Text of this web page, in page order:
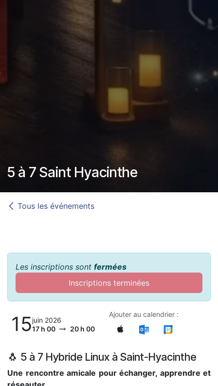
5 à 7 Saint Hyacinthe
Tous les événements
Les inscriptions sont fermées
Inscriptions terminées
15juin 2026
17 h 00
20 h 00
Ajouter au calendrier :
🐧 5 à 7 Hybride Linux à Saint-Hyacinthe
Une rencontre amicale pour échanger, apprendre et